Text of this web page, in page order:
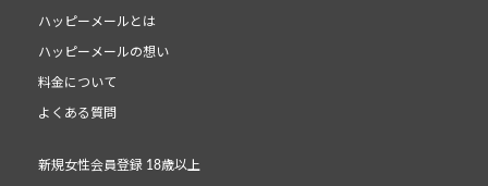
ハッピーメールとは
ハッピーメールの想い
料金について
よくある質問
新規女性会員登録 18歳以上